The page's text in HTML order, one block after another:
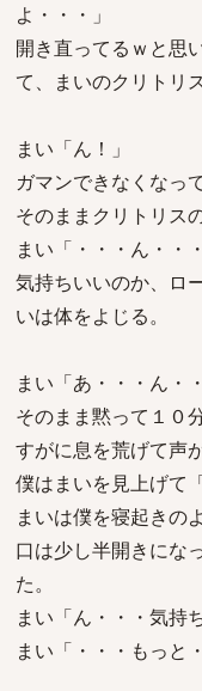
よ・・・」
開き直ってるｗと思
て、まいのクリトリ
まい「ん！」
ガマンできなくなっ
そのままクリトリス
まい「・・・ん・・
気持ちいいのか、ロ
いは体をよじる。
まい「あ・・・ん・
そのまま黙って１０
すがに息を荒げて声
僕はまいを見上げて
まいは僕を寝起きの
口は少し半開きにな
た。
まい「ん・・・気持
まい「・・・もっと